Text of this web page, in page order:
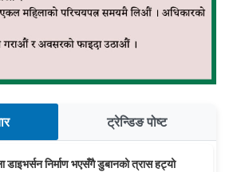
ट्रेन्डिङ पोष्ट
डाइभर्सन निर्माण भएसँगै डुबानको त्रास हट्यो